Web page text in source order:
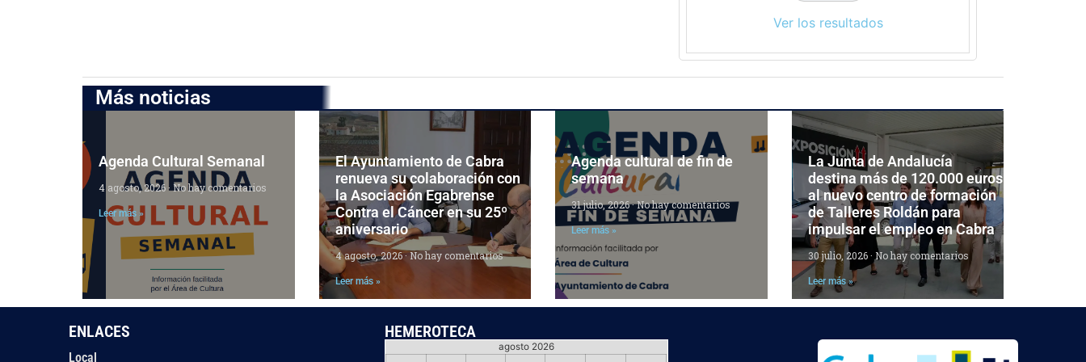
Ver los resultados
Más noticias
Agenda Cultural Semanal
4 agosto, 2026 No hay comentarios
Leer más »
El Ayuntamiento de Cabra
renueva su colaboración con
la Asociación Egabrense
Contra el Cáncer en su 25º
aniversario
4 agosto, 2026 No hay comentarios
Leer más »
Agenda cultural de fin de
semana
31 julio, 2026No hay comentarios
Leer más »
La Junta de Andalucía
destina más de 120.000 euros
al nuevo centro de formación
de Talleres Roldán para
impulsar el empleo en Cabra
30 julio, 2026 No hay comentarios
Leer más »
ENLACES
Local
HEMEROTECA
agosto 2026